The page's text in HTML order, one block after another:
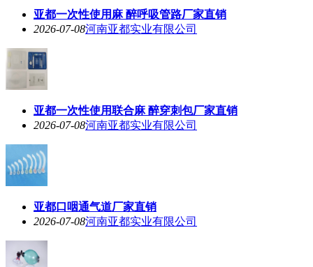
亚都一次性使用麻 醉呼吸管路厂家直销
2026-07-08河南亚都实业有限公司
亚都一次性使用联合麻 醉穿刺包厂家直销
2026-07-08河南亚都实业有限公司
亚都口咽通气道厂家直销
2026-07-08河南亚都实业有限公司